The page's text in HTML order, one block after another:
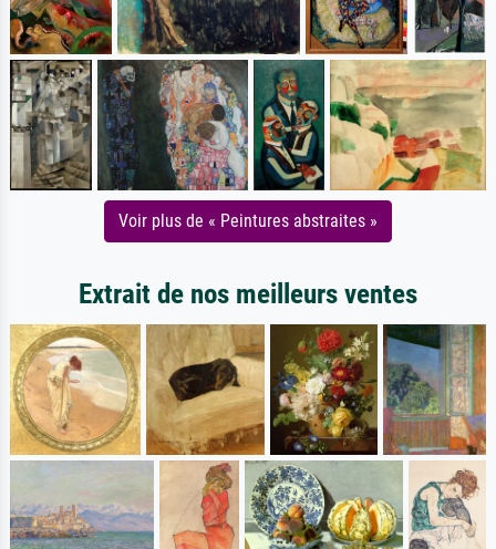
Voir plus de « Peintures abstraites »
Extrait de nos meilleurs ventes